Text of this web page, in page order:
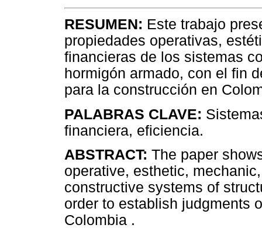
RESUMEN: Este trabajo
propiedades operativas,
financieras de los sistemas
hormigón armado, con el fin
para la construcción en
PALABRAS CLAVE:
financiera, eficiencia.
ABSTRACT: The paper
operative, esthetic,
constructive systems of
order to establish judgments
Colombia .